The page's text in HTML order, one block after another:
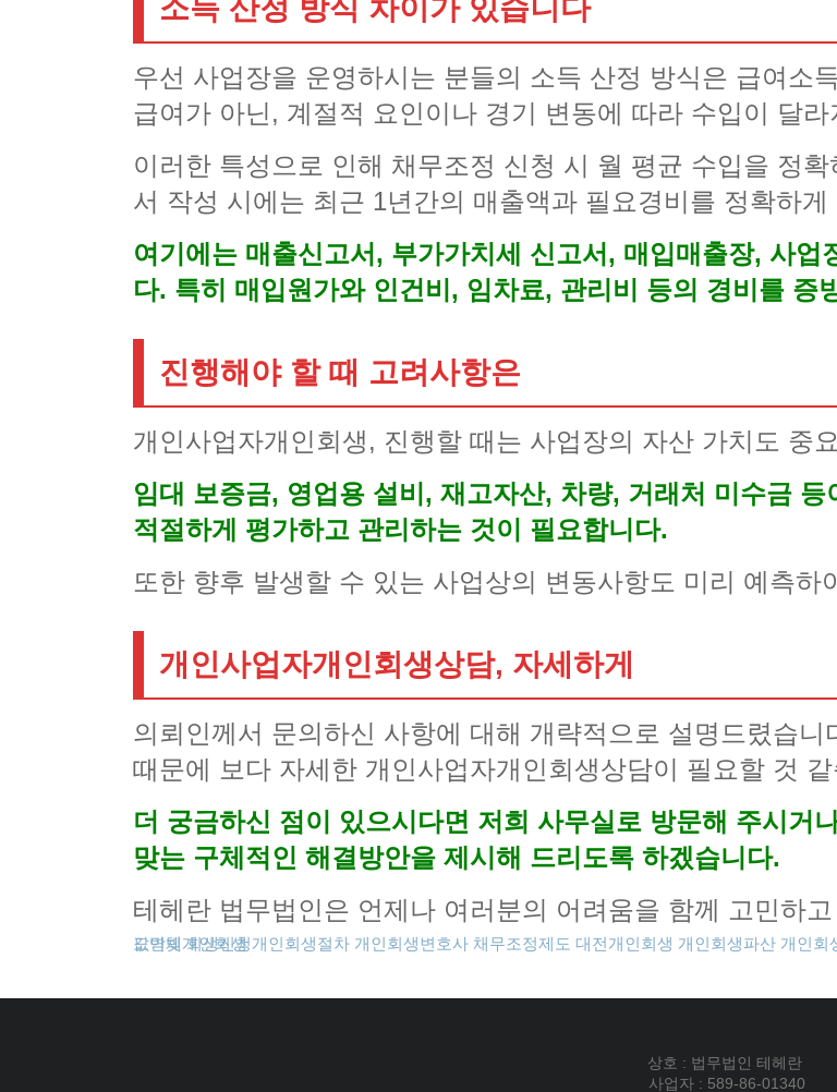
소득 산정 방식 차이가 있습니다
우선 사업장을 운영하시는 분들의 소득 산정 방식은 급여소
급여가 아닌, 계절적 요인이나 경기 변동에 따라 수입이 달라
이러한 특성으로 인해 채무조정 신청 시 월 평균 수입을 정
서 작성 시에는 최근 1년간의 매출액과 필요경비를 정확하
여기에는 매출신고서, 부가가치세 신고서, 매입매출장, 사업
다. 특히 매입원가와 인건비, 임차료, 관리비 등의 경비를 증
진행해야 할 때 고려사항은
개인사업자개인회생, 진행할 때는 사업장의 자산 가치도 중
임대 보증금, 영업용 설비, 재고자산, 차량, 거래처 미수금
적절하게 평가하고 관리하는 것이 필요합니다.
또한 향후 발생할 수 있는 사업상의 변동사항도 미리 예측하
개인사업자개인회생상담, 자세하게
의뢰인께서 문의하신 사항에 대해 개략적으로 설명드렸습니
때문에 보다 자세한 개인사업자개인회생상담이 필요할 것
더 궁금하신 점이 있으시다면 저희 사무실로 방문해 주시거
맞는 구체적인 해결방안을 제시해 드리도록 하겠습니다.
테헤란 법무법인은 언제나 여러분의 어려움을 함께 고민하
도박빚개인회생 개인회생절차 개인회생변호사 채무조정제도 대전개인회생 개인회생파산 개인회
카드값연체 회생신청
상호 : 법무법인 테헤란
사업자 : 589-86-01340